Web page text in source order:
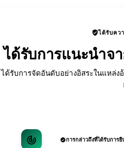
ได้รับคว
ได้รับการแนะนำจ
ได้รับการจัดอันดับอย่างอิสระในแหล่ง
การกล่าวถึงที่ได้รับการยื